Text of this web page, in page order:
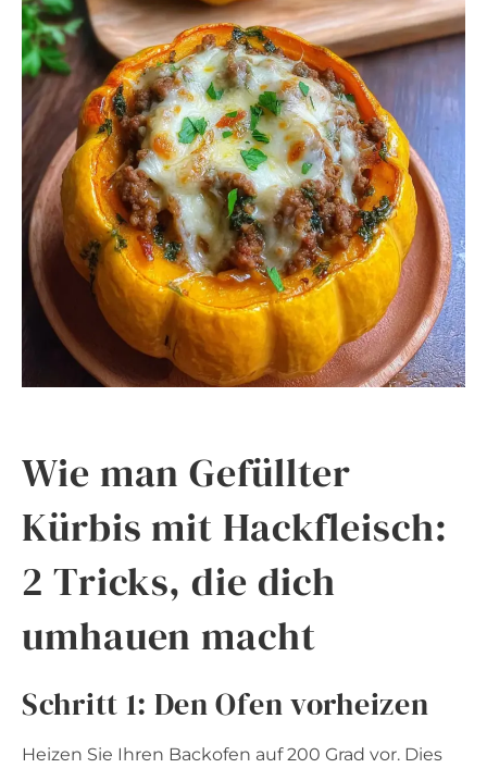
Wie man Gefüllter
Kürbis mit Hackfleisch:
2 Tricks, die dich
umhauen macht
Schritt 1: Den Ofen vorheizen
Heizen Sie Ihren Backofen auf 200 Grad vor. Dies